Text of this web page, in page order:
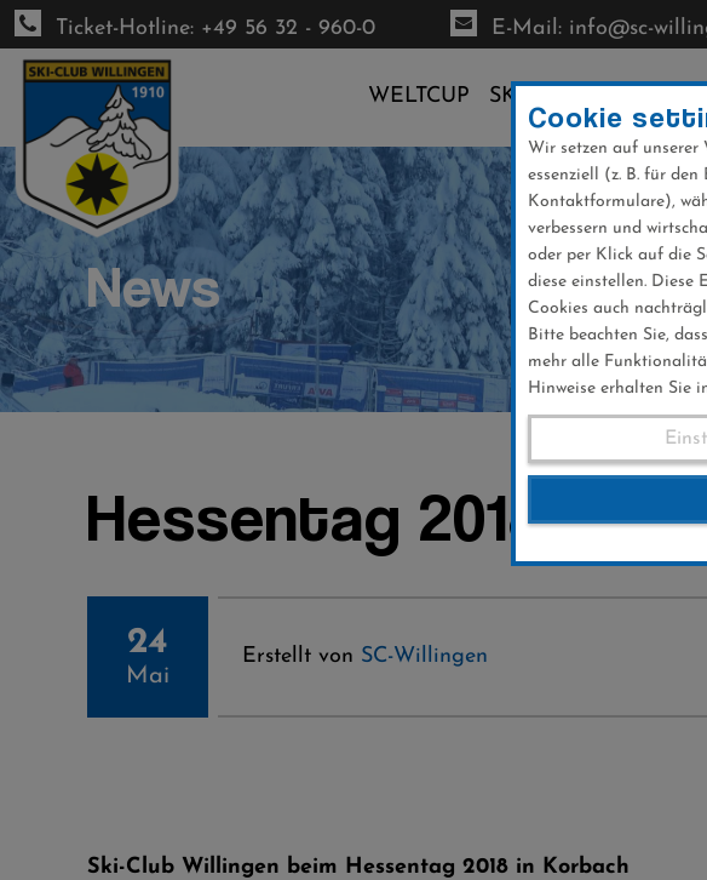
Direkt
zum
Inhalt
Ticket-Hotline: +49 56 32 - 960-0 E-Mail: info@sc-
WELTCUP SKI-CLUB
News
Hessentag 2018
24
Mai
Erstellt von SC-Willingen
Ski-Club Willingen beim Hessentag 2018 in Korbach
Cookie
Wir setzen auf unserer
essenziell (z. B. für
Kontaktformulare),
verbessern und
oder per Klick auf die
diese einstellen. Diese
Cookies auch
Bitte beachten Sie,
mehr alle
Hinweise erhalten Sie